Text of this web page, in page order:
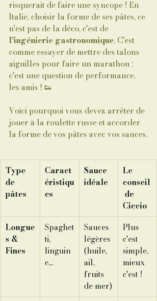
risquerait de faire une syncope ! En
Italie, choisir la forme de ses pâtes, ce
n'est pas de la déco, c'est de
l'ingénierie gastronomique. C'est
comme essayer de mettre des talons
aiguilles pour faire un marathon :
c'est une question de performance,
les amis ! 👟
Voici pourquoi vous devez arrêter de
jouer à la roulette russe et accorder
la forme de vos pâtes avec vos sauces.
Type
de
pâtes
Caract
éristiqu
es
Sauce
idéale
Le
conseil
de
Ciccio
Longue
s &
Fines
Spaghet
ti,
linguin
e...
Sauces
légères
(huile,
ail,
fruits
de mer)
Plus
c'est
simple,
mieux
c'est !